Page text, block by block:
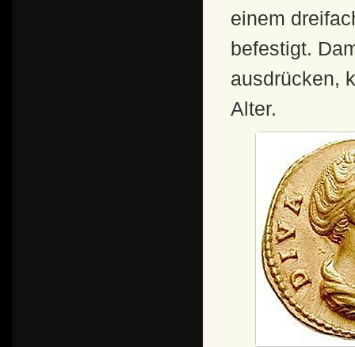
einem
befestigt.
ausdrücken,
Alter.